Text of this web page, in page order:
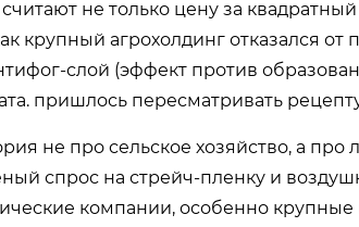
не только цену за
крупный агрохолдинг отказался от
слой (эффект против
пришлось пересматривать
не про сельское хозяйство, а про
спрос на стрейч-пленку и
компании, особенно крупные